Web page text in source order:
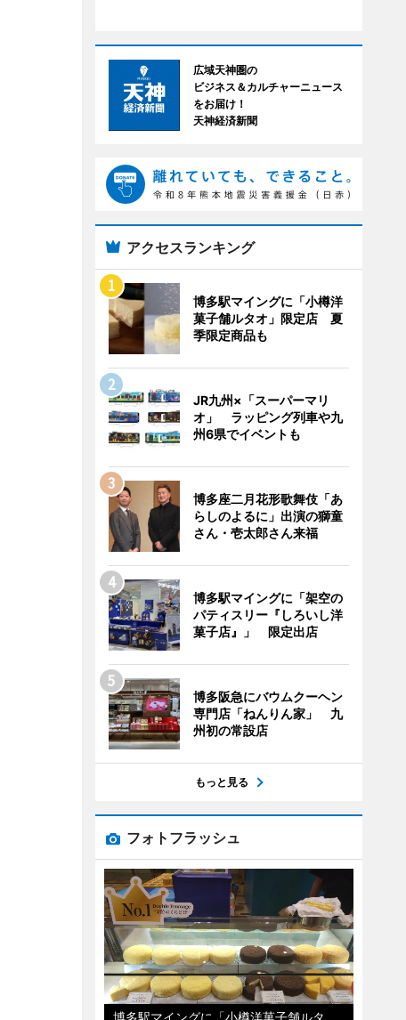
広域天神圏の
ビジネス＆カルチャーニュース
をお届け！
天神経済新聞
アクセスランキング
博多駅マイングに「小樽洋
菓子舗ルタオ」限定店 夏
季限定商品も
JR九州×「スーパーマリ
オ」 ラッピング列車や九
州6県でイベントも
博多座二月花形歌舞伎「あ
らしのよるに」出演の獅童
さん・壱太郎さん来福
博多駅マイングに「架空の
パティスリー『しろいし洋
菓子店』」 限定出店
博多阪急にバウムクーヘン
専門店「ねんりん家」 九
州初の常設店
もっと見る
フォトフラッシュ
博多駅マイングに「小樽洋菓子舗ルタ